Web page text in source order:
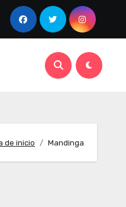
de inicio Mandinga